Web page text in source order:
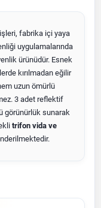
fabrika içi yaya
uygulamalarında
ürünüdür. Esnek
kırılmadan eğilir
uzun ömürlü
3 adet reflektif
görünürlük sunarak
trifon vida ve